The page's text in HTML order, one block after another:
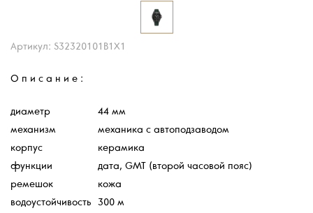
Артикул: S32320101B1X1
Описание:
диаметр
44 мм
механизм
механика с автоподзаводом
корпус
керамика
функции
дата, GMT (второй часовой пояс)
ремешок
кожа
водоустойчивость 300 м